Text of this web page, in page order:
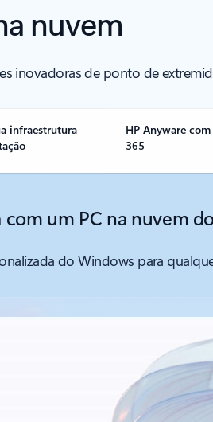
nuvem
inovadoras de ponto de
infraestrutura
HP Anyware
365
um PC na nuvem
do Windows para